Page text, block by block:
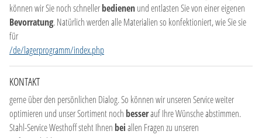
können wir Sie noch schnellerbedienenund entlasten Sie von einer eigenen
Bevorratung. Natürlich werden alle Materialien so konfektioniert, wie Sie sie
für
/de/lagerprogramm/index.php
KONTAKT
gerne über den persönlichen Dialog. So können wir unseren Service weiter
optimieren und unser Sortiment noch besserauf Ihre Wünsche abstimmen.
Stahl-Service Westhoff steht Ihnen beiallen Fragen zu unseren